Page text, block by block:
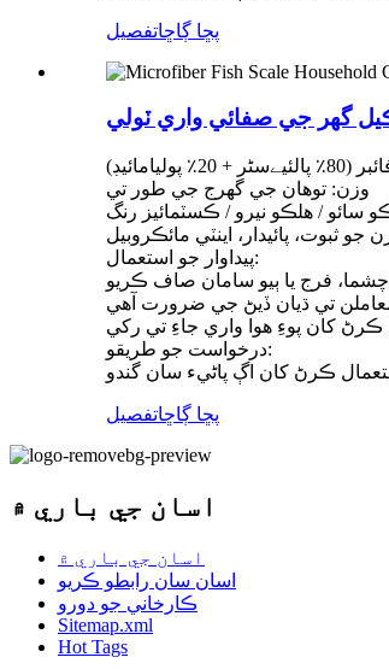
پڇا ڳاڇاتفصيل
گھر جي صفائي واري ٽولي
پوليامائيڊ)
وزن: توهان جي گهرج جي طور تي
سائو / هلڪو نيرو / ڪسٽمائيز رنگ
پيداوار جو استعمال:
فرج يا ٻيو سامان صاف ڪريو
درخواست جو طريقو:
ڪرڻ کان اڳ پاڻيء سان گندو
پڇا ڳاڇاتفصيل
اسان جي باري ۾
اسان جي باري ۾
اسان سان رابطو ڪريو
ڪارخاني جو دورو
Sitemap.xml
Hot Tags